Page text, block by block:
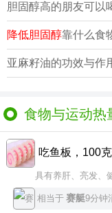
胆固醇高的朋友可以
降低胆固醇靠什么食
亚麻籽油的功效与作
食物与运动热
吃鱼板，100
具有养肝、亮发、
相当于 赛艇9分钟